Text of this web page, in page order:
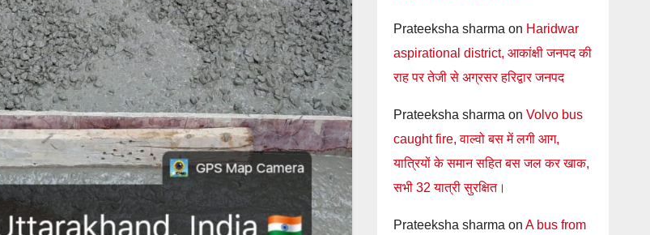
Prateeksha sharma on Haridwar
aspirational district, आकांक्षी जनपद की
राह पर तेजी से अग्रसर हरिद्वार जनपद
Prateeksha sharma on Volvo bus
caught fire, वाल्वो बस में लगी आग,
यात्रियों के समान सहित बस जल कर खाक,
सभी 32 यात्री सुरक्षित।
Prateeksha sharma on A bus from